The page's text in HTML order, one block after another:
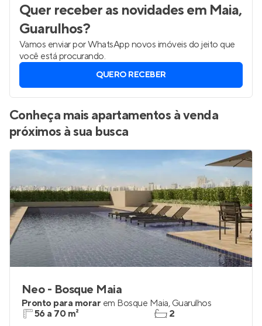
Quer receber as novidadesem Maia,
Guarulhos?
Vamos enviar por WhatsApp novos imóveis do jeito que
você está procurando.
QUERO RECEBER
Conheça mais apartamentos à venda
próximos à sua busca
Neo - Bosque Maia
Pronto para morar em Bosque Maia, Guarulhos
56 a 70 m²
2